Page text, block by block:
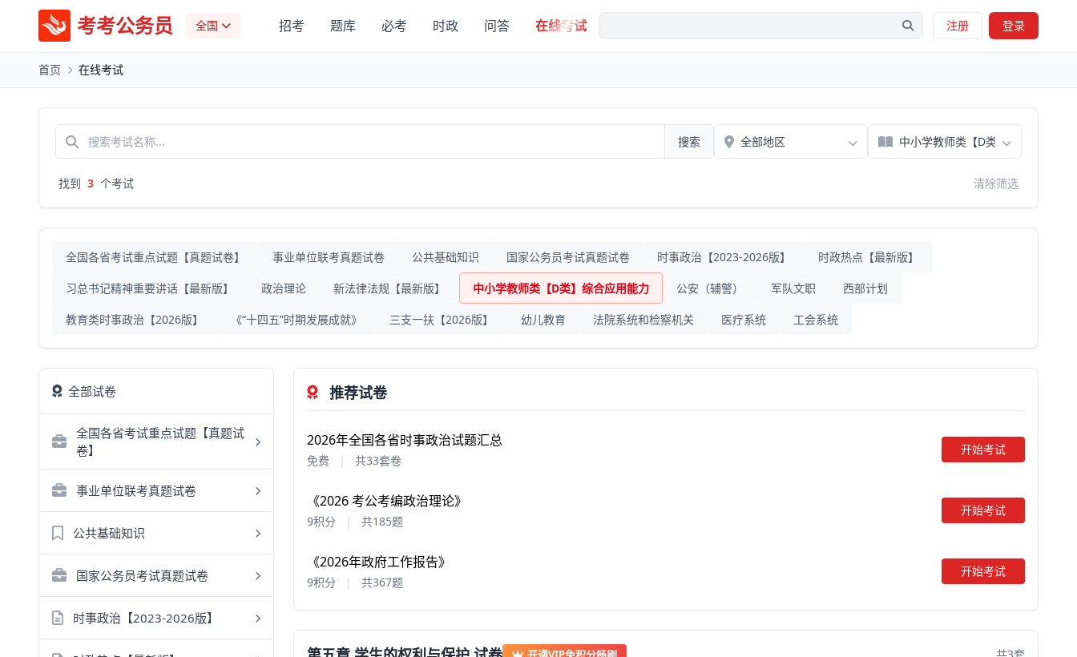
考考公务员 全国 招考 题库 必考 时政 问答 在线考试 注册 登录
首页 在线考试
搜索
找到 3 个考试 清除筛选
全国各省考试重点试题【真题试卷】 事业单位联考真题试卷 公共基础知识 国家公务员考试真题试卷 时事政治【2023-2026版】 时政热点【最新版】
习总书记精神重要讲话【最新版】 政治理论 新法律法规【最新版】 中小学教师类【D类】综合应用能力 公安（辅警） 军队文职 西部计划
教育类时事政治【2026版】 《“十四五”时期发展成就》 三支一扶【2026版】 幼儿教育 法院系统和检察机关 医疗系统 工会系统
全部试卷
全国各省考试重点试题【真题试
卷】
事业单位联考真题试卷
公共基础知识
国家公务员考试真题试卷
时事政治【2023-2026版】
推荐试卷
2026年全国各省时事政治试题汇总
免费 | 共33套卷
开始考试
《2026 考公考编政治理论》
9积分 | 共185题
开始考试
《2026年政府工作报告》
9积分 | 共367题
开始考试